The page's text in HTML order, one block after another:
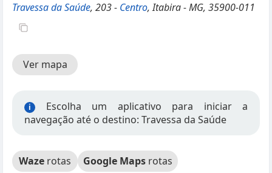
Travessa da Saúde, 203 - Centro, Itabira - MG, 35900-011
Ver mapa
i
Escolha um aplicativo para iniciar a
navegação até o destino: Travessa da Saúde
Waze rotas Google Maps rotas